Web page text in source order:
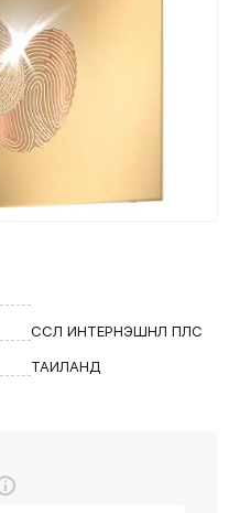
ССЛ ИНТЕРНЭШНЛ ПЛС
ТАИЛАНД